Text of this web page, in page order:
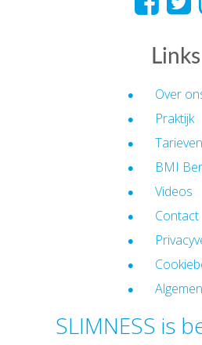
Links
Over
Praktijk
Tarieven
BMI
Videos
Contact
SLIMNESS is